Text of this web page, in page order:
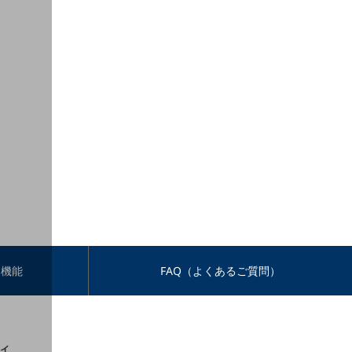
能 FAQ（よくあるご質問）